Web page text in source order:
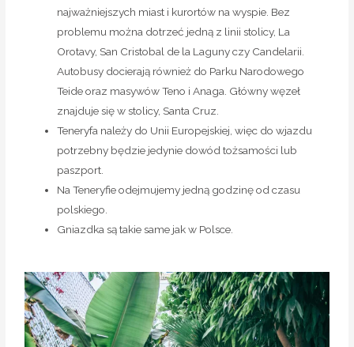
najważniejszych miast i kurortów na wyspie. Bez
problemu można dotrzeć jedną z linii stolicy, La
Orotavy, San Cristobal de la Laguny czy Candelarii.
Autobusy docierają również do Parku Narodowego
Teide oraz masywów Teno i Anaga. Główny węzeł
znajduje się w stolicy, Santa Cruz.
Teneryfa należy do Unii Europejskiej, więc do wjazdu
potrzebny będzie jedynie dowód tożsamości lub
paszport.
Na Teneryfie odejmujemy jedną godzinę od czasu
polskiego.
Gniazdka są takie same jak w Polsce.